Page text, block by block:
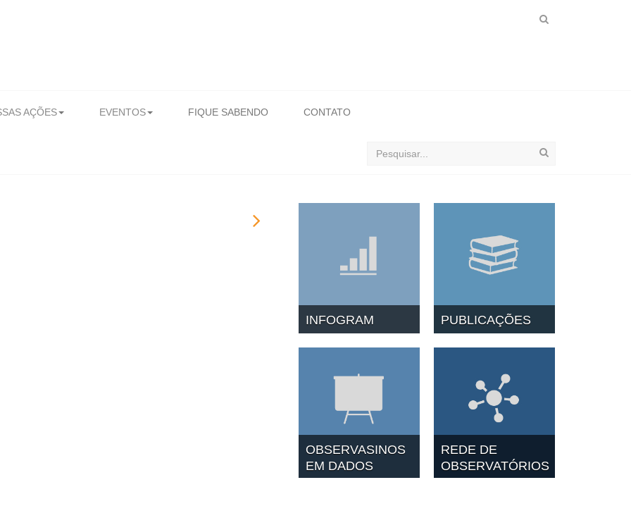
AÇÕES EVENTOS FIQUE SABENDO CONTATO
Buscar
INFOGRAM PUBLICAÇÕES
OBSERVASINOS
EM DADOS
REDE DE
OBSERVATÓRIOS